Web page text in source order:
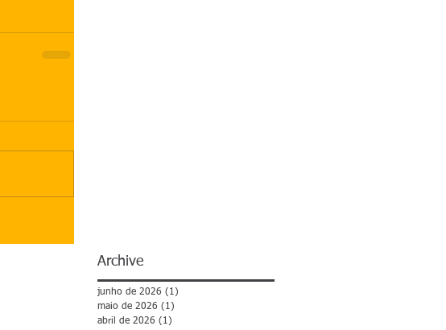
Archive
junho de 2026 (1)
maio de 2026 (1)
abril de 2026 (1)